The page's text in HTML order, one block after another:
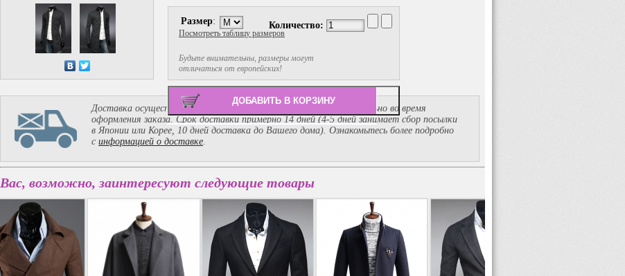
Размер:
Будьте внимательны, размеры могут
отличаться от европейских!
Посмотреть таблицу размеров
Количество:
Доставка осуществляется службой EMS и рассчитывается отдельно во время
оформления заказа. Срок доставки примерно 14 дней (4-5 дней занимает сбор посылки
в Японии или Корее, 10 дней доставка до Вашего дома). Ознакомьтесь более подробно
с информацией о доставке.
Вас, возможно, заинтересуют следующие товары